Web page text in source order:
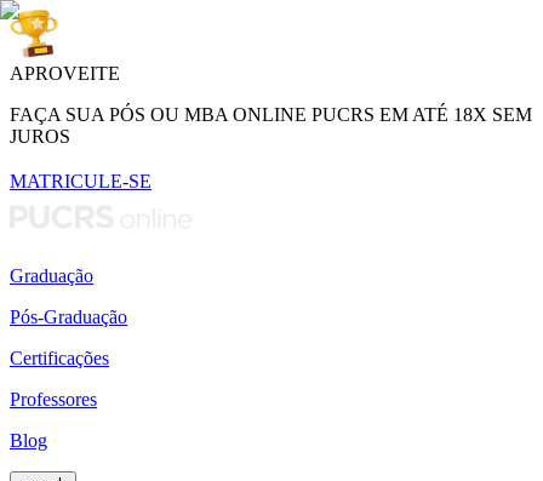
APROVEITE
FAÇA SUA PÓS OU MBA ONLINE PUCRS EM ATÉ 18X SEM
JUROS
MATRICULE-SE
Graduação
Pós-Graduação
Certificações
Professores
Blog